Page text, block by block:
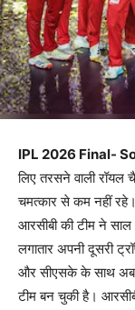
IPL 2026 Final-
लिए तरसने वाली
चमत्कार से कम नहीं
आरसीबी की टीम ने
लगातार अपनी दूसरी
और सीएसके के साथ अब
टीम बन चुकी है।